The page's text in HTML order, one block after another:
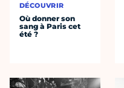
DÉCOUVRIR
Où donner son
sang à Paris cet
été ?